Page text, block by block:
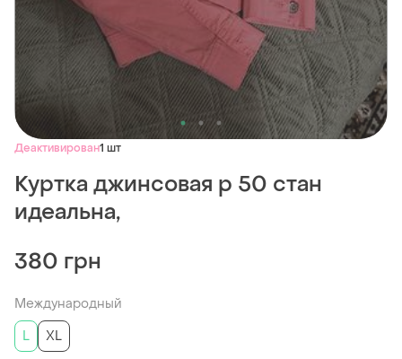
Деактивирован1 шт
Куртка джинсовая р 50 стан
идеальна,
380 грн
Международный
L
XL